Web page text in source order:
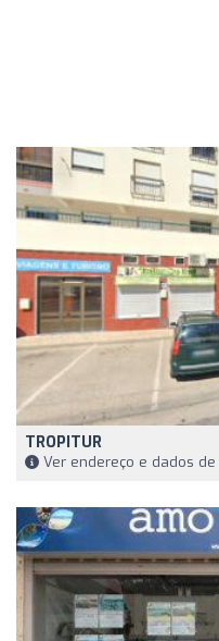
TROPITUR
Ver endereço e dados